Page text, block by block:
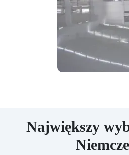
Największy